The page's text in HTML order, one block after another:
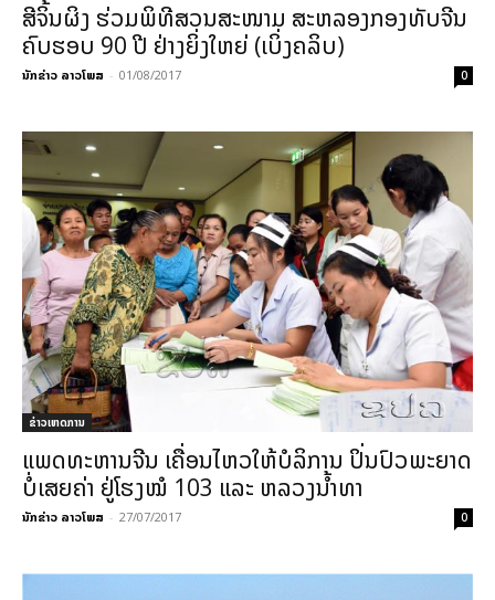
ສີຈິ້ນຜິງ ຮ່ວມພິທີສວນສະໜາມ ສະຫລອງກອງທັບຈີນ
ຄົບຮອບ 90 ປີ ຢ່າງຍິ່ງໃຫຍ່ (ເບິ່ງຄລິບ)
ນັກຂ່າວ ລາວໂພສ - 01/08/2017 0
ຂ່າວເຫດການ
ແພດທະຫານຈີນ ເຄື່ອນໄຫວໃຫ້ບໍລິການ ປິ່ນປົວພະຍາດ
ບໍ່ເສຍຄ່າ ຢູ່ໂຮງໝໍ 103 ແລະ ຫລວງນ້ຳທາ
ນັກຂ່າວ ລາວໂພສ - 27/07/2017 0